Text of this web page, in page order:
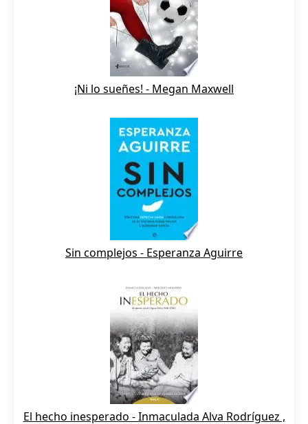
¡Ni lo sueñes! - Megan Maxwell
Sin complejos - Esperanza Aguirre
El hecho inesperado - Inmaculada Alva Rodríguez ,